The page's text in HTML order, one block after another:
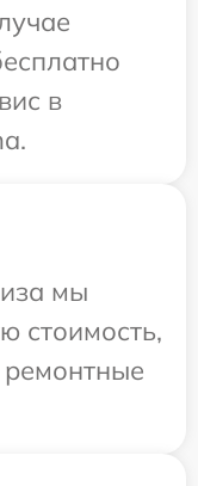
в
мы
стоимость,